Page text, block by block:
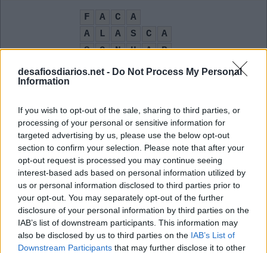
desafiosdiarios.net - Do Not Process My Personal
Information
If you wish to opt-out of the sale, sharing to third parties, or
processing of your personal or sensitive information for
targeted advertising by us, please use the below opt-out
section to confirm your selection. Please note that after your
opt-out request is processed you may continue seeing
interest-based ads based on personal information utilized by
us or personal information disclosed to third parties prior to
your opt-out. You may separately opt-out of the further
disclosure of your personal information by third parties on the
IAB’s list of downstream participants. This information may
also be disclosed by us to third parties on the IAB’s List of
Downstream Participants that may further disclose it to other
F A C
A
A
L A S C
A
S
O N H A
R
O
U T B E
L
A R
Nome da tia do Homem-Aranha; maio em inglês:
M
A
Y
Nome do protagonista do anime Pokémon:
A
S
H
Dona que subiu pela parede e foi derrubada pela chuva